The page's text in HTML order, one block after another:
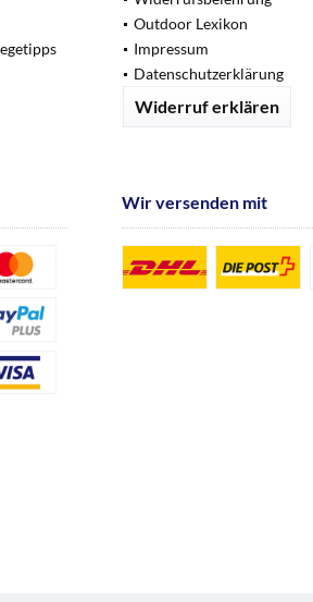
Outdoor Lexikon
Impressum
Datenschutzerklärung
Widerruf erklären
Wir versenden mit